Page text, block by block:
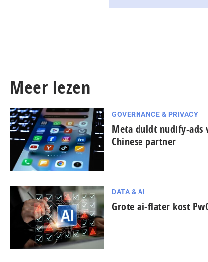
Meer lezen
GOVERNANCE & PRIVACY
Meta duldt nudify-ads
Chinese partner
DATA & AI
Grote ai-flater kost